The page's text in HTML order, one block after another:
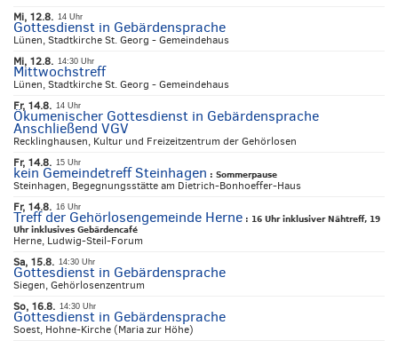
Mi, 12.8. 14 Uhr
Gottesdienst in Gebärdensprache
Lünen, Stadtkirche St. Georg - Gemeindehaus
Mi, 12.8. 14:30 Uhr
Mittwochstreff
Lünen, Stadtkirche St. Georg - Gemeindehaus
Fr, 14.8. 14 Uhr
Ökumenischer Gottesdienst in Gebärdensprache
Anschließend VGV
Recklinghausen, Kultur und Freizeitzentrum der Gehörlosen
Fr, 14.8. 15 Uhr
kein Gemeindetreff Steinhagen : Sommerpause
Steinhagen, Begegnungsstätte am Dietrich-Bonhoeffer-Haus
Fr, 14.8. 16 Uhr
Treff der Gehörlosengemeinde Herne : 16 Uhr inklusiver Nähtreff, 19
Uhr inklusives Gebärdencafé
Herne, Ludwig-Steil-Forum
Sa, 15.8. 14:30 Uhr
Gottesdienst in Gebärdensprache
Siegen, Gehörlosenzentrum
So, 16.8. 14:30 Uhr
Gottesdienst in Gebärdensprache
Soest, Hohne-Kirche (Maria zur Höhe)